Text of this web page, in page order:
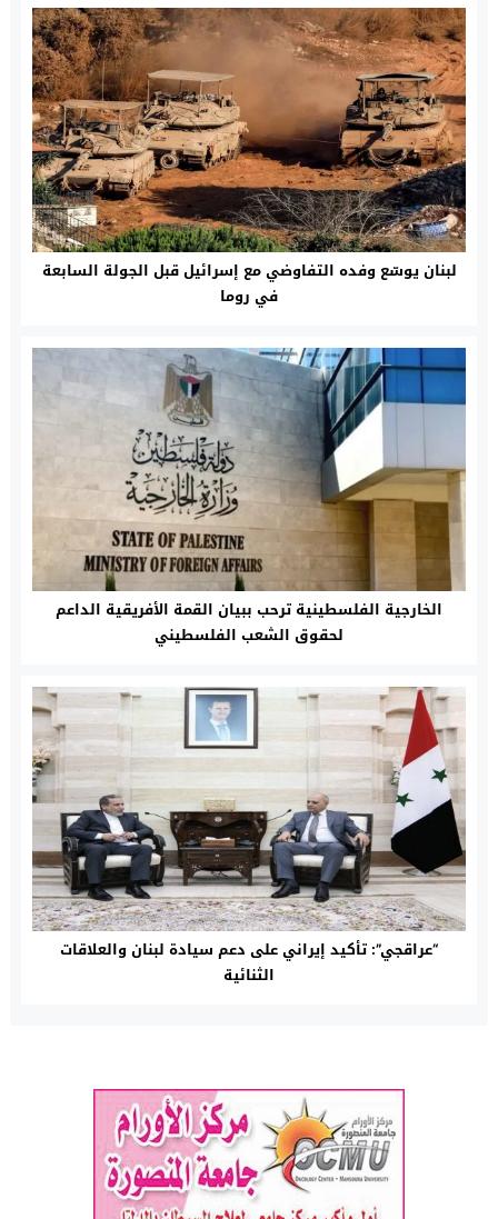
لبنان يوسّع وفده التفاوضي مع إسرائيل قبل الجولة السابعة
في روما
الخارجية الفلسطينية ترحب ببيان القمة الأفريقية الداعم
لحقوق الشعب الفلسطيني
“عراقجي”: تأكيد إيراني على دعم سيادة لبنان والعلاقات
الثنائية